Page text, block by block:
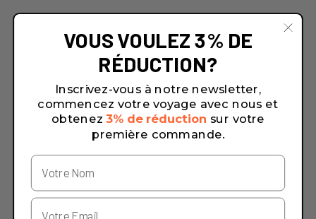
VOUS VOULEZ 3% DE
RÉDUCTION?
Inscrivez-vous à notre newsletter,
commencez votre voyage avec nous et
obtenez 3% de réduction sur votre
première commande.